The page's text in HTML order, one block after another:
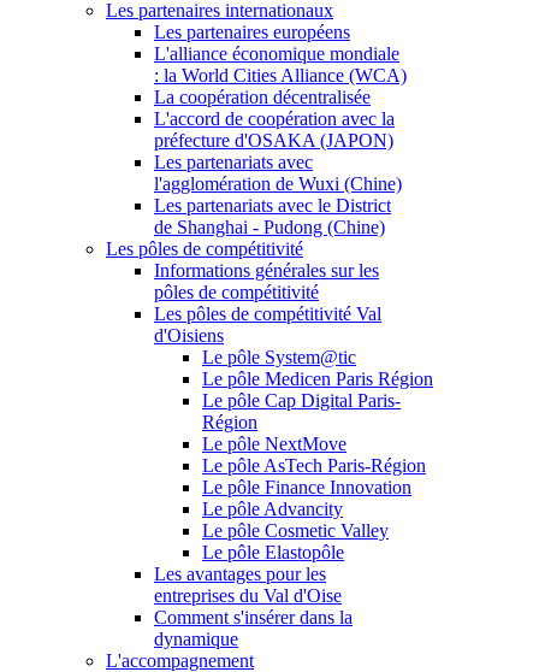
Les partenaires internationaux
Les partenaires européens
L'alliance économique mondiale
: la World Cities Alliance (WCA)
La coopération décentralisée
L'accord de coopération avec la
préfecture d'OSAKA (JAPON)
Les partenariats avec
l'agglomération de Wuxi (Chine)
Les partenariats avec le District
de Shanghai - Pudong (Chine)
Les pôles de compétitivité
Informations générales sur les
pôles de compétitivité
Les pôles de compétitivité Val
d'Oisiens
Le pôle System@tic
Le pôle Medicen Paris Région
Le pôle Cap Digital Paris-
Région
Le pôle NextMove
Le pôle AsTech Paris-Région
Le pôle Finance Innovation
Le pôle Advancity
Le pôle Cosmetic Valley
Le pôle Elastopôle
Les avantages pour les
entreprises du Val d'Oise
Comment s'insérer dans la
dynamique
L'accompagnement